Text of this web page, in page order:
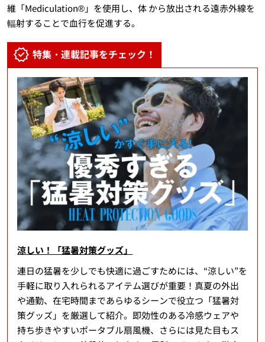
維「Mediculation®」を使用し、体 から放出される遠赤外線を
輻射することで血行を促進する。
特集・連載記事をチェック！
涼しい！「猛暑対策グッズ」
連日の猛暑を少しでも快適に過ごすためには、“涼しい”を
手軽に取り入れられるアイテム選びが重要！真夏の外出
や通勤、在宅時間まであらゆるシーンで役立つ「猛暑対
策グッズ」を厳選して紹介。即効性のある冷感ウェアや
持ち歩きやすいポータブル扇風機、さらには見た目もス